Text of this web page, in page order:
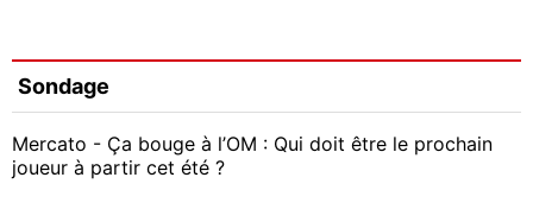
Sondage
Mercato - Ça bouge à l’OM : Qui doit être le prochain
joueur à partir cet été ?